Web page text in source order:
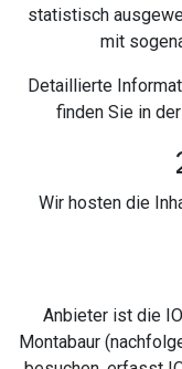
statistisch
mit
Detaillierte
finden Sie in
Wir hosten die
Anbieter ist die
Montabaur